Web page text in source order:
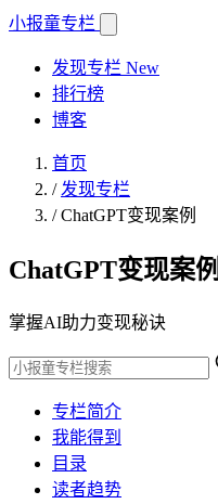
小报童专栏
发现专栏 New
排行榜
博客
首页
/ 发现专栏
/ChatGPT变现案例
ChatGPT变现案例
掌握AI助力变现秘诀
专栏简介
我能得到
目录
读者趋势